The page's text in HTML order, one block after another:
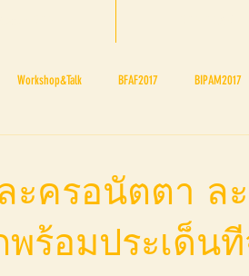
Workshop&Talk BFAF2017 BIPAM2017
ะครอนัตตา ล
ร้อมประเด็นที